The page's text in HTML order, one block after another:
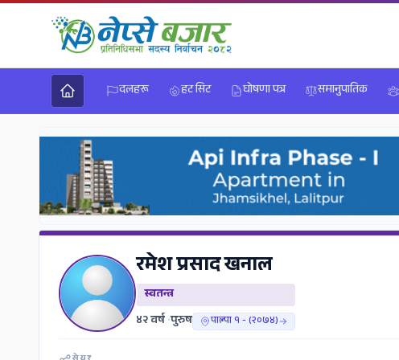
दलहरू हट सिट घोषणा पत्र समानुपातिक
रमेश प्रसाद खनाल
स्वतन्त्र
४२ वर्ष•पुरुष पाल्पा १ - (२०७४)